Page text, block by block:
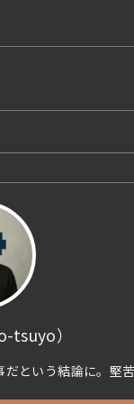
tsuyo）
いう結論に。堅